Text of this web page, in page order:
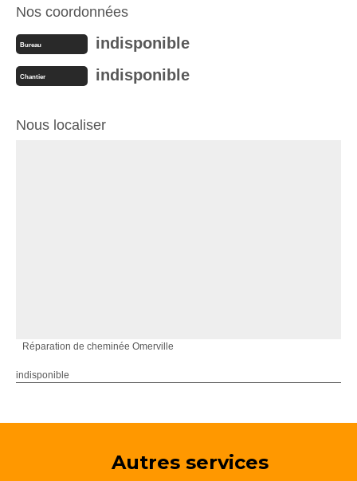
Nos coordonnées
Bureau indisponible
Chantier indisponible
Nous localiser
Réparation de cheminée Omerville
indisponible
Autres services